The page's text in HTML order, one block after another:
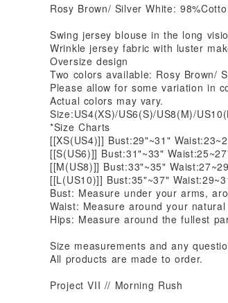
Rosy Brown/ Silver White:
Swing jersey blouse in the long
Wrinkle jersey fabric with luster
Oversize design
Two colors available: Rosy Brown/
Please allow for some variation in
Actual colors may vary.
Size:US4(XS)/US6(S)/US8(M)/
*Size Charts
[[XS(US4)]] Bust:29"~31"
[[S(US6)]] Bust:31"~33"
[[M(US8)]] Bust:33"~35"
[[L(US10)]] Bust:35"~37"
Bust: Measure under your arms,
Waist: Measure around your
Hips: Measure around the fullest
Size measurements and any
All products are made to order.
Project VII // Morning Rush